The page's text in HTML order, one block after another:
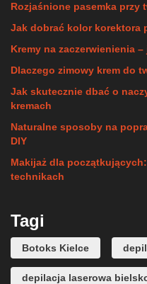
Rozjaśnione pasemka przy
Jak dobrać kolor korektora
Kremy na zaczerwienienia
Dlaczego zimowy krem do
Jak skutecznie dbać o
kremach
Naturalne sposoby na
DIY
Makijaż dla
technikach
Tagi
Botoks Kielce
depilacja laserowa